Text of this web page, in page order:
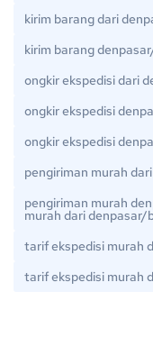
kirim barang dari
kirim barang
ongkir ekspedisi dari
ongkir ekspedisi
ongkir ekspedisi
pengiriman murah
pengiriman murah
murah dari denpasar/
tarif ekspedisi murah
tarif ekspedisi murah